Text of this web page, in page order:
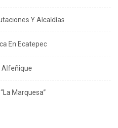
Y Alcaldías
En Ecatepec
Alfeñique
Marquesa”